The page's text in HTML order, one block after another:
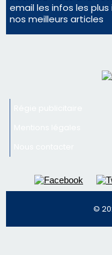
Nous contacter
©